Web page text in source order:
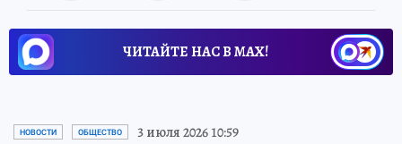
ЧИТАЙТЕ НАС В МАХ!
НОВОСТИ ОБЩЕСТВО 3 июля 2026 10:59